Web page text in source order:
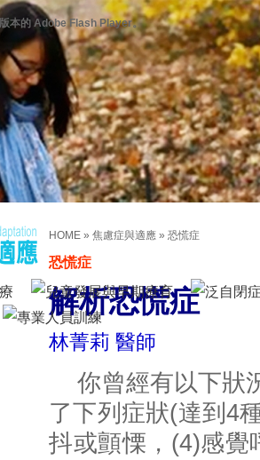
本的 Adobe Flash Player。
HOME » 焦慮症與適應 » 恐慌症
恐慌症
解析恐慌症
林菁莉 醫師
你曾經有以下狀
了下列症狀(達到4
抖或顫慄，(4)感覺